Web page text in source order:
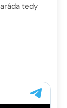
tedy